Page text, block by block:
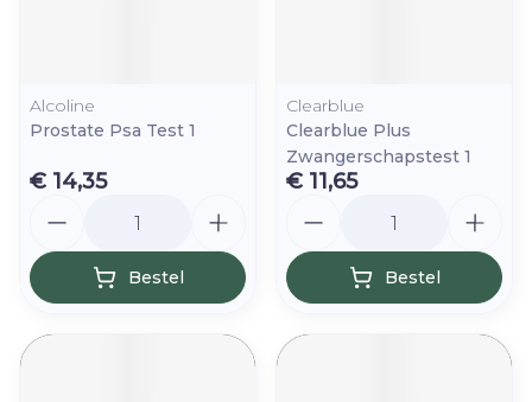
Alcoline
Prostate Psa Test 1
€ 14,35
Bestel
Clearblue
Clearblue Plus
Zwangerschapstest 1
€ 11,65
Bestel